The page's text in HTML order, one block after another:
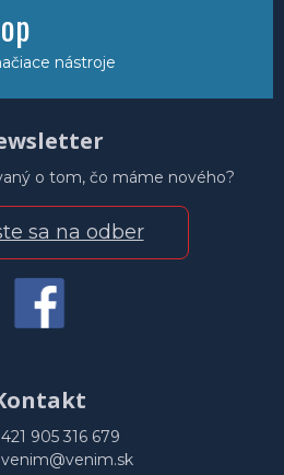
nástroje
o tom, čo máme nového?
sa na odber
905 316 679
venim@venim.sk